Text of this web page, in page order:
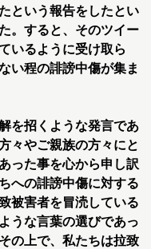
という報告をしたとい
。すると、そのツイー
いるように受け取ら
い程の誹謗中傷が集ま
を招くような発言であ
々やご親族の方々にと
った事を心から申し訳
への誹謗中傷に対する
被害者を冒涜している
うな言葉の選びであっ
の上で、私たちは拉致